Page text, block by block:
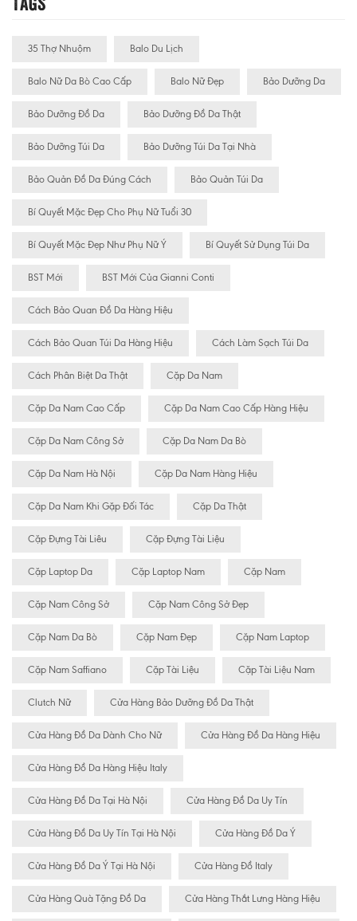
35 Thợ Nhuộm Balo Du Lịch
Balo Nữ Da Bò Cao Cấp Balo Nữ Đẹp Bảo Dưỡng Da
Bảo Dưỡng Đồ Da Bảo Dưỡng Đồ Da Thật
Bảo Dưỡng Túi Da Bảo Dưỡng Túi Da Tại Nhà
Bảo Quản Đồ Da Đúng Cách Bảo Quản Túi Da
Bí Quyết Mặc Đẹp Cho Phụ Nữ Tuổi 30
Bí Quyết Mặc Đẹp Như Phụ Nữ Ý Bí Quyết Sử Dụng Túi Da
BST Mới BST Mới Của Gianni Conti
Cách Bảo Quan Đồ Da Hàng Hiệu
Cách Bảo Quan Túi Da Hàng Hiệu Cách Làm Sạch Túi Da
Cách Phân Biệt Da Thật Cặp Da Nam
Cặp Da Nam Cao Cấp Cặp Da Nam Cao Cấp Hàng Hiệu
Cặp Da Nam Công Sở Cặp Da Nam Da Bò
Cặp Da Nam Hà Nội Cặp Da Nam Hàng Hiệu
Cặp Da Nam Khi Gặp Đối Tác Cặp Da Thật
Cặp Đựng Tài Liêu Cặp Đựng Tài Liệu
Cặp Laptop Da Cặp Laptop Nam Cặp Nam
Cặp Nam Công Sở Cặp Nam Công Sở Đẹp
Cặp Nam Da Bò Cặp Nam Đẹp Cặp Nam Laptop
Cặp Nam Saffiano Cặp Tài Liệu Cặp Tài Liệu Nam
Clutch Nữ Cửa Hàng Bảo Dưỡng Đồ Da Thật
Cửa Hàng Đồ Da Dành Cho Nữ Cửa Hàng Đồ Da Hàng Hiệu
Cửa Hàng Đồ Da Hàng Hiệu Italy
Cửa Hàng Đồ Da Tại Hà Nội Cửa Hàng Đồ Da Uy Tín
Cửa Hàng Đồ Da Uy Tín Tại Hà Nội Cửa Hàng Đồ Da Ý
Cửa Hàng Đồ Da Ý Tại Hà Nội Cửa Hàng Đồ Italy
Cửa Hàng Quà Tặng Đồ Da Cửa Hàng Thắt Lưng Hàng Hiệu